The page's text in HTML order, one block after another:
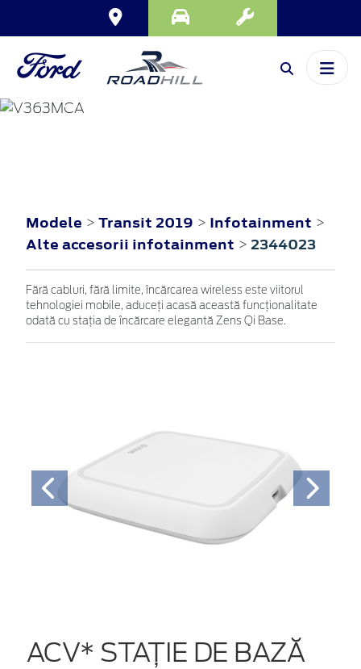
TRANSIT
Modele > Transit 2019 > Infotainment >
Alte accesorii infotainment > 2344023
Fără cabluri, fără limite, încărcarea wireless este viitorul
tehnologiei mobile, aduceți acasă această funcționalitate
odată cu stația de încărcare elegantă Zens Qi Base.
ACV* STAȚIE DE BAZĂ